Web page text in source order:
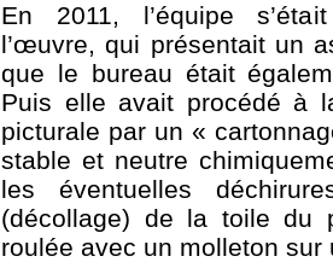
En 2011, l’équipe
l’œuvre, qui présentait un
que le bureau était
Puis elle avait procédé à
picturale par un «
stable et neutre
les éventuelles
(décollage) de la toile du
roulée avec un molleton sur